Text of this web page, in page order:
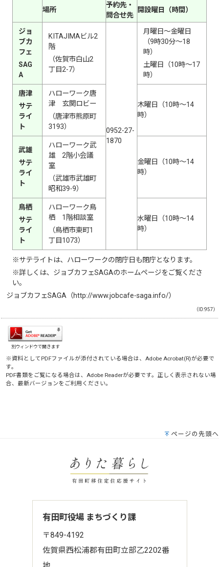
場所
予約先・
問合せ先
開設曜日（時間）
ジョ
ブカ
フェ
SAG
A
KITAJIMAビル2
階
（佐賀市白山2
丁目2-7）
0952-27-
1870
月曜日～金曜日
（9時30分～18
時）
土曜日（10時～17
時）
唐津
サテ
ライ
ト
ハローワーク唐
津 玄関ロビー
（唐津市熊原町
3193）
木曜日（10時～14
時）
武雄
サテ
ライ
ト
ハローワーク武
雄 2階小会議
室
（武雄市武雄町
昭和39-9）
金曜日（10時～14
時）
鳥栖
サテ
ライ
ト
ハローワーク鳥
栖 1階相談室
（鳥栖市東町1
丁目1073）
水曜日（10時～14
時）
※サテライトは、ハローワークの閉庁日も閉庁となります。
※詳しくは、ジョブカフェSAGAのホームページをご覧くださ
い。
ジョブカフェSAGA（http://www.jobcafe-saga.info/）
（ID:957）
別ウィンドウで開きます
※資料としてPDFファイルが添付されている場合は、Adobe Acrobat(R)が必要で
す。
PDF書類をご覧になる場合は、Adobe Readerが必要です。正しく表示されない場
合、最新バージョンをご利用ください。
ページの先頭へ
有田町役場 まちづくり課
〒849-4192
佐賀県西松浦郡有田町立部乙2202番
地